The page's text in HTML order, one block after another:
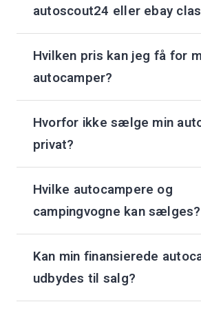
autoscout24 eller ebay
Hvilken pris kan jeg få for
autocamper?
Hvorfor ikke sælge min
privat?
Hvilke autocampere og
campingvogne kan sælges?
Kan min finansierede
udbydes til salg?